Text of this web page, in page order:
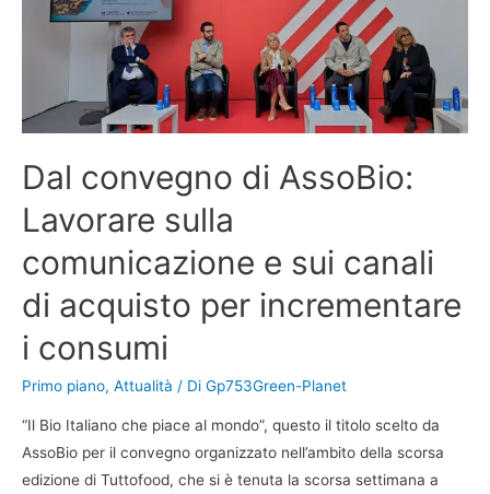
Dal convegno di AssoBio:
Lavorare sulla
comunicazione e sui canali
di acquisto per incrementare
i consumi
Primo piano, Attualità / Di Gp753Green-Planet
“Il Bio Italiano che piace al mondo”, questo il titolo scelto da
AssoBio per il convegno organizzato nell’ambito della scorsa
edizione di Tuttofood, che si è tenuta la scorsa settimana a